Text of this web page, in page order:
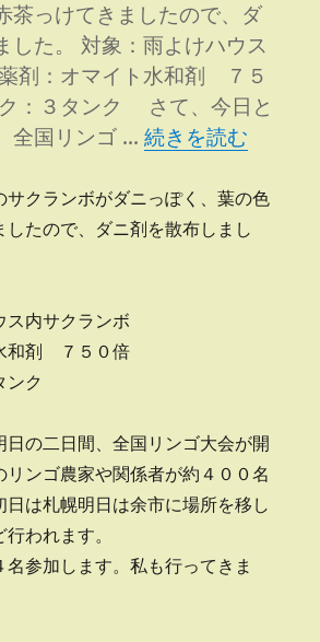
茶っけてきましたので、ダ
した。 対象：雨よけハウス
剤：オマイト水和剤 ７５
：３タンク さて、今日と
全国リンゴ …“サクランボへダ
続きを読む
サクランボがダニっぽく、葉の色
したので、ダニ剤を散布しまし
ス内サクランボ
和剤 ７５０倍
ンク
の二日間、全国リンゴ大会が開
リンゴ農家や関係者が約４００名
日は札幌明日は余市に場所を移し
われます。
参加します。私も行ってきま